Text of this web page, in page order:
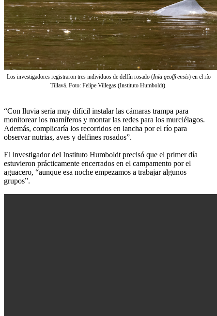
Los investigadores registraron tres individuos de delfín rosado (Inia geoffrensis) en el río
Tillavá. Foto: Felipe Villegas (Instituto Humboldt).
“Con lluvia sería muy difícil instalar las cámaras trampa para
monitorear los mamíferos y montar las redes para los murciélagos.
Además, complicaría los recorridos en lancha por el río para
observar nutrias, aves y delfines rosados”.
El investigador del Instituto Humboldt precisó que el primer día
estuvieron prácticamente encerrados en el campamento por el
aguacero, “aunque esa noche empezamos a trabajar algunos
grupos”.